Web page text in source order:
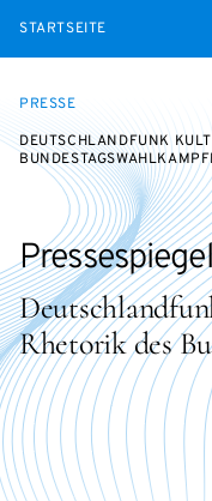
STARTSEITE
PRESSE
DEUTSCHLANDFUNK
Rhetorik des
Pressespiegel